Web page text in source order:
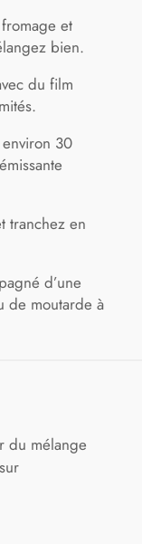
et
bien.
du film
30
tranchez en
d’une
de moutarde à
du mélange